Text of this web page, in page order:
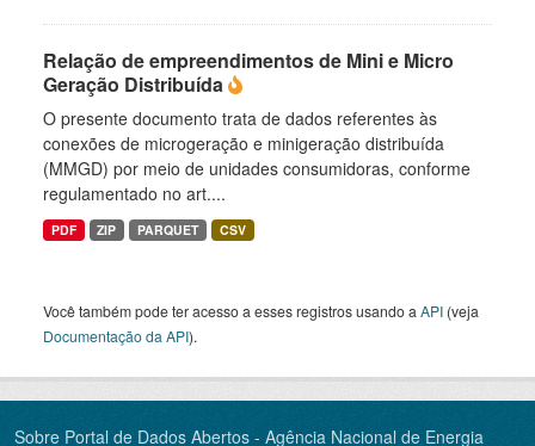
Relação de empreendimentos de Mini e Micro
Geração Distribuída
O presente documento trata de dados referentes às
conexões de microgeração e minigeração distribuída
(MMGD) por meio de unidades consumidoras, conforme
regulamentado no art....
PDF ZIP PARQUET CSV
Você também pode ter acesso a esses registros usando a API (veja
Documentação da API).
Sobre Portal de Dados Abertos - Agência Nacional de Energia